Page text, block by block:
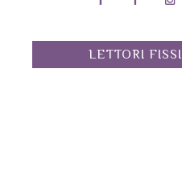
LETTORI FISSI